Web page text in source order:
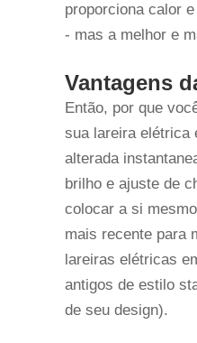
proporciona calor
- mas a melhor e
Vantagens
Então, por que
sua lareira elétrica
alterada
brilho e ajuste de
colocar a si
mais recente para
lareiras elétricas
antigos de estilo
de seu design).